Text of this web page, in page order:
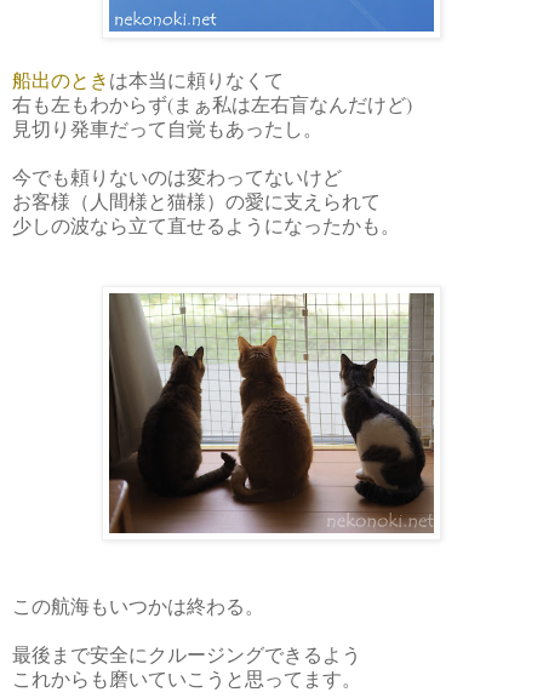
船出のときは本当に頼りなくて
右も左もわからず(まぁ私は左右盲なんだけど)
見切り発車だって自覚もあったし。
今でも頼りないのは変わってないけど
お客様（人間様と猫様）の愛に支えられて
少しの波なら立て直せるようになったかも。
この航海もいつかは終わる。
最後まで安全にクルージングできるよう
これからも磨いていこうと思ってます。